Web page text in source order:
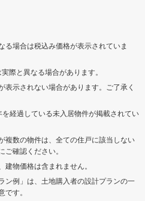
る場合は税込み価格が表示されていま
際と異なる場合があります。
示されない場合があります。ご了承く
を経過している未入居物件が掲載されてい
複数の物件は、全ての住戸に該当しない
確認ください。
建物価格は含まれません。
ン例」は、土地購入者の設計プランの一
す。